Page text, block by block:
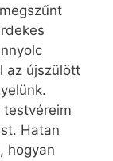
az újszülött
testvéreim
Hatan
hogyan